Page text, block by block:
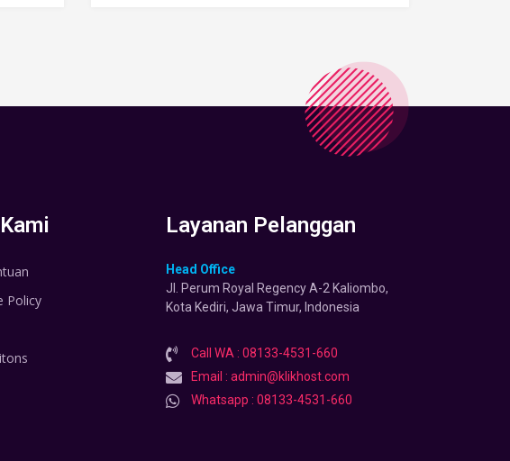
Policy
Layanan Pelanggan
Head Office
Jl. Perum Royal Regency A-2 Kaliombo,
Kota Kediri, Jawa Timur, Indonesia
Call WA : 08133-4531-660
Email : admin@klikhost.com
Whatsapp : 08133-4531-660